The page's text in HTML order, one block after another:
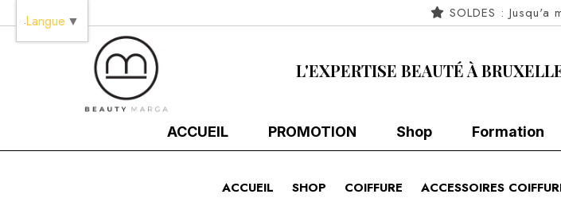
SOLDES : Jusqu'a
L'EXPERTISE BEAUTÉ À
ACCUEIL PROMOTION Shop Formation
ACCUEIL SHOP COIFFURE ACCESSOIRES
Langue ▼